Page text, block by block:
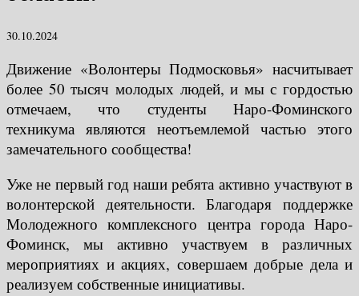
30.10.2024
Движение «Волонтеры Подмосковья» насчитывает
более 50 тысяч молодых людей, и мы с гордостью
отмечаем, что студенты Наро-Фоминского
техникума являются неотъемлемой частью этого
замечательного сообщества!
Уже не первый год наши ребята активно участвуют в
волонтерской деятельности. Благодаря поддержке
Молодежного комплексного центра города Наро-
Фоминск, мы активно участвуем в различных
мероприятиях и акциях, совершаем добрые дела и
реализуем собственные инициативы.